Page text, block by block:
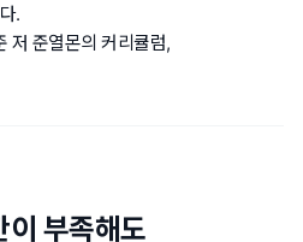
.
저 준열몬의 커리큘럼,
이 부족해도